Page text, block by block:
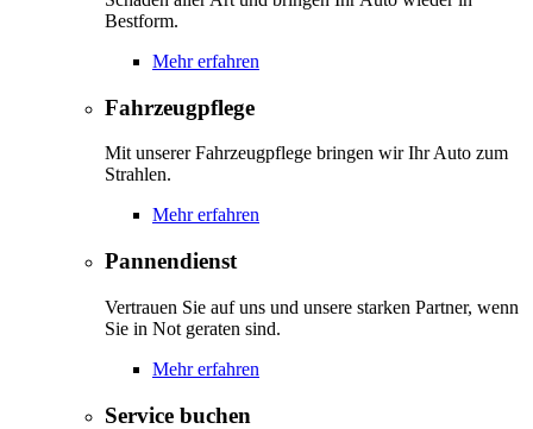
Bestform.
Mehr erfahren
Fahrzeugpflege
Mit unserer Fahrzeugpflege bringen wir Ihr Auto zum
Strahlen.
Mehr erfahren
Pannendienst
Vertrauen Sie auf uns und unsere starken Partner, wenn
Sie in Not geraten sind.
Mehr erfahren
Service buchen